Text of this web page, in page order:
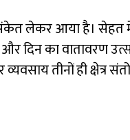
लेकर आया है। सेहत में
और दिन का वातावरण
तीनों ही क्षेत्र